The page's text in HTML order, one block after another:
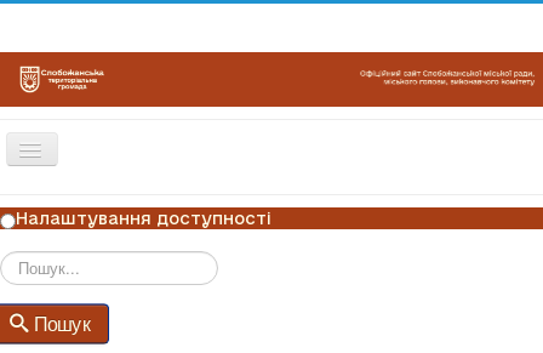
Перемикач
ГОЛОВНА
НОВИНИ
ОГОЛОШЕННЯ
ГРАФІКИ ПРИЙОМУ
Налаштування доступності
Пошук